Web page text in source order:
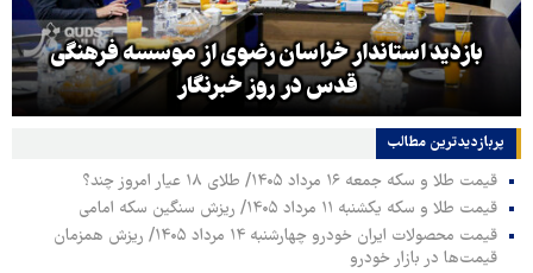
بازدید استاندار خراسان رضوی از موسسه فرهنگی
قدس در روز خبرنگار
پربازدیدترین‌ مطالب
قیمت طلا و سکه جمعه ۱۶ مرداد ۱۴۰۵/ طلای ۱۸ عیار امروز چند؟
قیمت طلا و سکه یکشنبه ۱۱ مرداد ۱۴۰۵/ ریزش سنگین سکه امامی
قیمت محصولات ایران خودرو چهارشنبه ۱۴ مرداد ۱۴۰۵/ ریزش همزمان
قیمت‌ها در بازار خودرو